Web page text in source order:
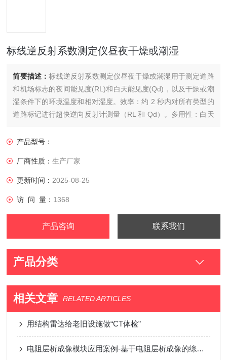
标线逆反射系数测定仪昼夜干燥或潮湿
简要描述：标线逆反射系数测定仪昼夜干燥或潮湿用于测定道路
和机场标志的夜间能见度(RL)和白天能见度(Qd)，以及干燥或潮
湿条件下的环境温度和相对湿度。效率：约 2 秒内对所有类型的
道路标记进行超快逆向反射计测量（RL 和 Qd）。多用性：白天
用。用户体验：5.7 英寸高分辨率彩色触摸屏，在所有光线条件
产品型号：
厂商性质：生产厂家
更新时间： 2025-08-25
访 问 量： 1368
产品咨询 联系我们
产品分类
相关文章 RELATED ARTICLES
用结构雷达给老旧设施做“CT体检”
电阻层析成像模块应用案例-基于电阻层析成像的综采面突水监测研究